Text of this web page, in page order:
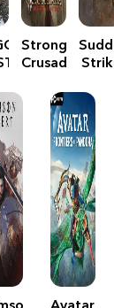
Stronghold
Crusader:
Edition
Avatar: